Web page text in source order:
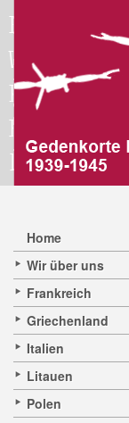
Home
Wir über uns
Frankreich
Griechenland
Italien
Litauen
Polen